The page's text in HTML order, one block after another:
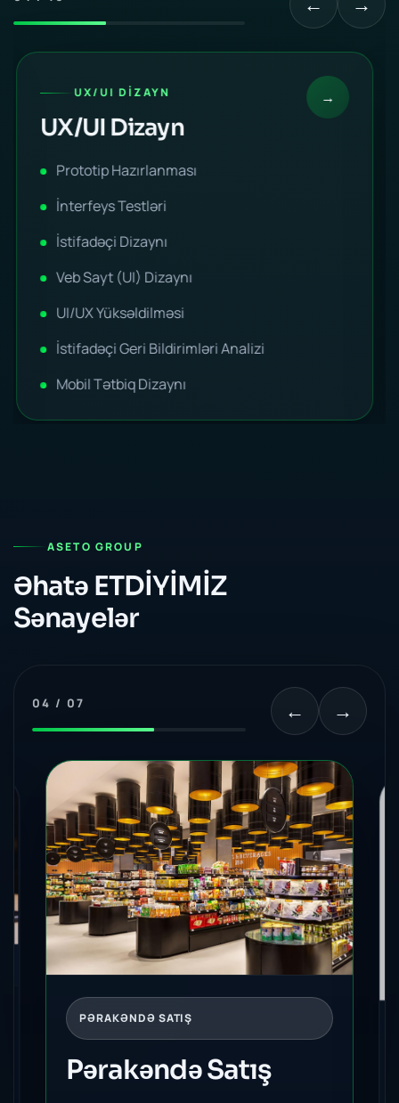
UX/UI DIZAYN
UX/UI Dizayn
→
Prototip Hazırlanması
İnterfeys Testləri
İstifadəçi Dizaynı
Veb Sayt (UI) Dizaynı
UI/UX Yüksəldilməsi
İstifadəçi Geri Bildirimləri Analizi
Mobil Tətbiq Dizaynı
ASETO GROUP
Əhatə ETDİYİMİZ
Sənayelər
04 / 07 ← →
PƏRAKƏNDƏ SATIŞ
Pərakəndə Satış